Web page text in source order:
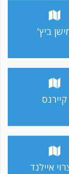
ביץ'
קיירנס
איילנד